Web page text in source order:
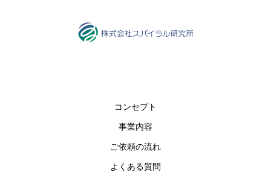
コンセプト
事業内容
ご依頼の流れ
よくある質問